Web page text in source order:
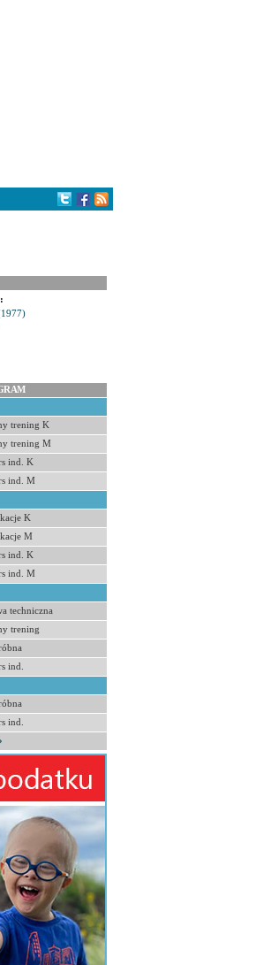
trening K
trening M
ind. K
ind. M
K
M
ind. K
ind. M
techniczna
trening
ind.
ind.